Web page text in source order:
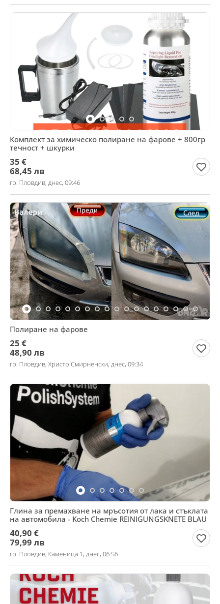
Комплект за химическо полиране на фарове + 800гр
течност + шкурки
35 €
68,45 лв
гр. Пловдив, днес, 09:46
Полиране на фарове
25 €
48,90 лв
гр. Пловдив, Христо Смирненски, днес, 09:34
Глина за премахване на мръсотия от лака и стъклата
на автомобила - Koch Chemie REINIGUNGSKNETE BLAU
40,90 €
79,99 лв
гр. Пловдив, Каменица 1, днес, 06:56